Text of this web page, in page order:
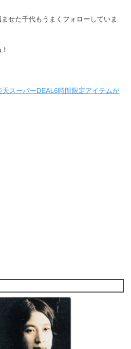
せた千代もうまくフォローしていま
スーパーDEAL6時間限定アイテムが